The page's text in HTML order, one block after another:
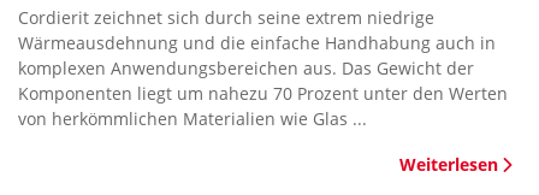
Cordierit zeichnet sich durch seine extrem niedrige
Wärmeausdehnung und die einfache Handhabung auch in
komplexen Anwendungsbereichen aus. Das Gewicht der
Komponenten liegt um nahezu 70 Prozent unter den Werten
von herkömmlichen Materialien wie Glas ...
Weiterlesen